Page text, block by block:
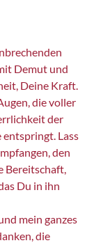
Demut und
Deine Kraft.
die voller
der
entspringt. Lass
den
Bereitschaft,
Du in ihn
mein ganzes
die